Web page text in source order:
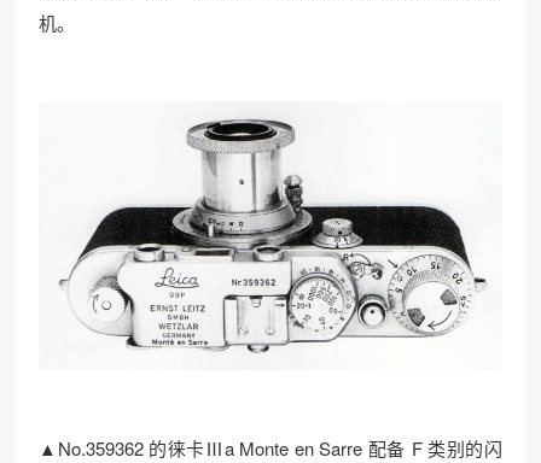
机。
▲No.359362 的徕卡Ⅲa Monte en Sarre 配备 F 类别的闪